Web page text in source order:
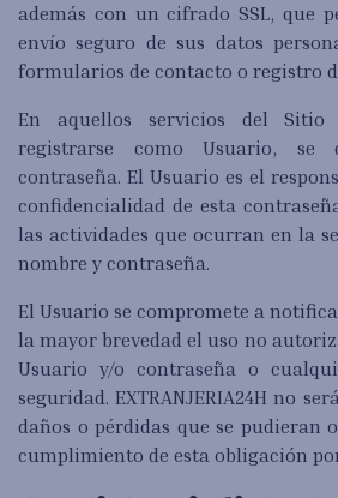
además con un cifrado SSL, que
envío seguro de sus datos
formularios de contacto o registro
En aquellos servicios del Sitio
registrarse como Usuario, se
contraseña. El Usuario es el
confidencialidad de esta
las actividades que ocurran en la
nombre y contraseña.
El Usuario se compromete a
la mayor brevedad el uso no
Usuario y/o contraseña o
seguridad. EXTRANJERIA24H no
daños o pérdidas que se pudieran
cumplimiento de esta obligación